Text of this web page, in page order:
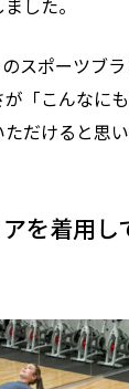
した。
スポーツブ
「こんなに
だけると思い
を着用し